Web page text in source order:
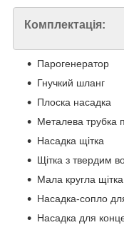
Комплектація:
Парогенератор
Гнучкий шланг
Плоска насадка
Металева трубка
Насадка щітка
Щітка з твердим
Мала кругла щітка
Насадка-сопло
Насадка для